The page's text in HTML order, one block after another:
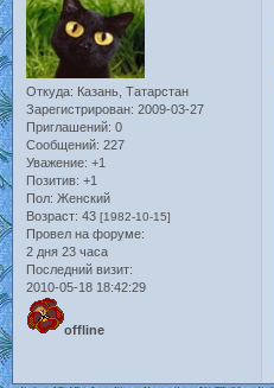
Откуда: Казань, Татарстан
Зарегистрирован: 2009-03-27
Приглашений: 0
Сообщений: 227
Уважение: +1
Позитив: +1
Пол: Женский
Возраст: 43 [1982-10-15]
Провел на форуме:
2 дня 23 часа
Последний визит:
2010-05-18 18:42:29
offline